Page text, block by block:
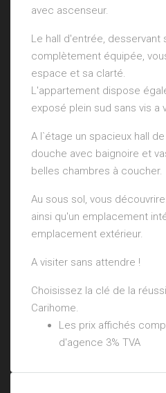
avec ascenseur.
Le hall d'entrée, desservant
complètement équipée,
espace et sa clarté.
L'appartement dispose
exposé plein sud sans vis a
A l`étage un spacieux hall
douche avec baignoire et
belles chambres à coucher.
Au sous sol, vous
ainsi qu'un emplacement
emplacement extérieur.
A visiter sans attendre !
Choisissez la clé de la
Carihome.
Les prix affichés
d'agence 3% TVA